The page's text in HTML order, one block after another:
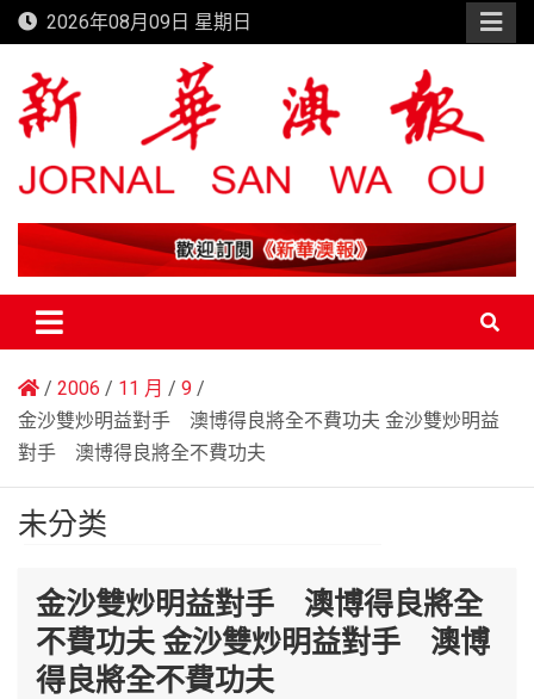
Skip
to
content
2026年08月09日 星期日
新華澳報
2006 11 月
9
金沙雙炒明益對手 澳博得良將全不費功夫 金沙雙炒明益
對手 澳博得良將全不費功夫
未分类
金沙雙炒明益對手 澳博得良將全
不費功夫 金沙雙炒明益對手 澳博
得良將全不費功夫